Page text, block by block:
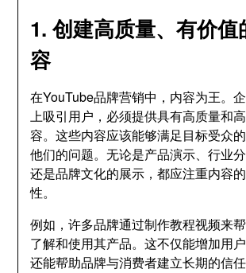
1. 创建高质量、有价值
容
在YouTube品牌营销中，内容为王。
上吸引用户，必须提供具有高质量和
容。这些内容应该能够满足目标受众
他们的问题。无论是产品演示、行业
还是品牌文化的展示，都应注重内容
性。
例如，许多品牌通过制作教程视频来
了解和使用其产品。这不仅能增加用
还能帮助品牌与消费者建立长期的信